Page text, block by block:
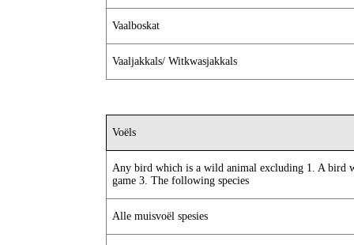
Vaalboskat
Vaaljakkals/ Witkwasjakkals
Voëls
Any bird which is a wild animal excluding 1. A bird
game 3. The following species
Alle muisvoël spesies